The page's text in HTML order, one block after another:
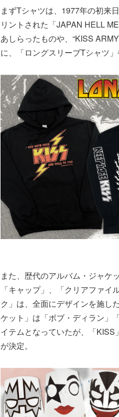
まずTシャツは、1977年の初来
リントされた「JAPAN HELL
あしらったものや、“KISS
に、「ロングスリーブTシャツ
また、歴代のアルバム・ジャケ
「キャップ」、「クリアファ
ク」は、全面にデザインを施し
ケット」は「ボブ・ディラン」
イテムとなっていたが、「
が決定。